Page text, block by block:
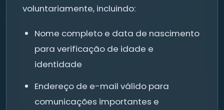
voluntariamente, incluindo:
Nome completo e data de nascimento
para verificação de idade e
identidade
Endereço de e-mail válido para
comunicações importantes e